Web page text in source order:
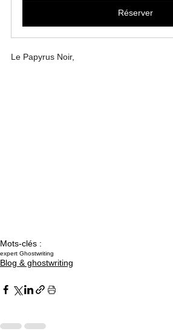
Réserver
Le Papyrus Noir,
Mots-clés :
expert Ghostwriting
Blog & ghostwriting